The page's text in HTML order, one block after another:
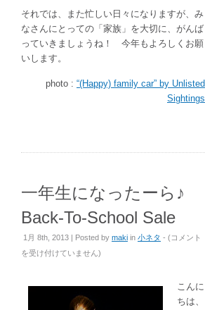
それでは、また忙しい日々になりますが、み
なさんにとっての「家族」を大切に、がんば
っていきましょうね！ 今年もよろしくお願
いします。
photo : “(Happy) family car” by Unlisted
Sightings
一年生になったーら♪
Back-To-School Sale
1月 8th, 2013 | Posted by maki in 小ネタ - (一コメント
を受け付けていません)
こんに
ちは、